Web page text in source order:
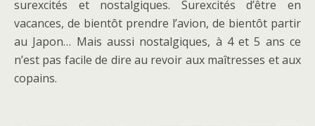
surexcités et nostalgiques. Surexcités d’être en
vacances, de bientôt prendre l’avion, de bientôt partir
au Japon… Mais aussi nostalgiques, à 4 et 5 ans ce
n’est pas facile de dire au revoir aux maîtresses et aux
copains.